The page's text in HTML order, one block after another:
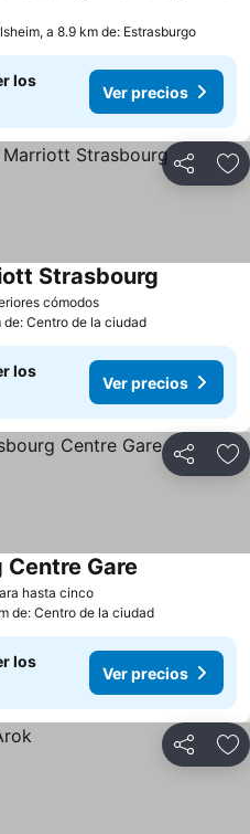
a 8.9 km de: Estrasburgo
los
Ver precios
Compartir
cómodosVer precios
Strasbourg
de: Centro de la ciudad
los
Ver precios
Compartir
hasta cincoVer precios
Gare
de: Centro de la ciudad
los
Ver precios
Compartir